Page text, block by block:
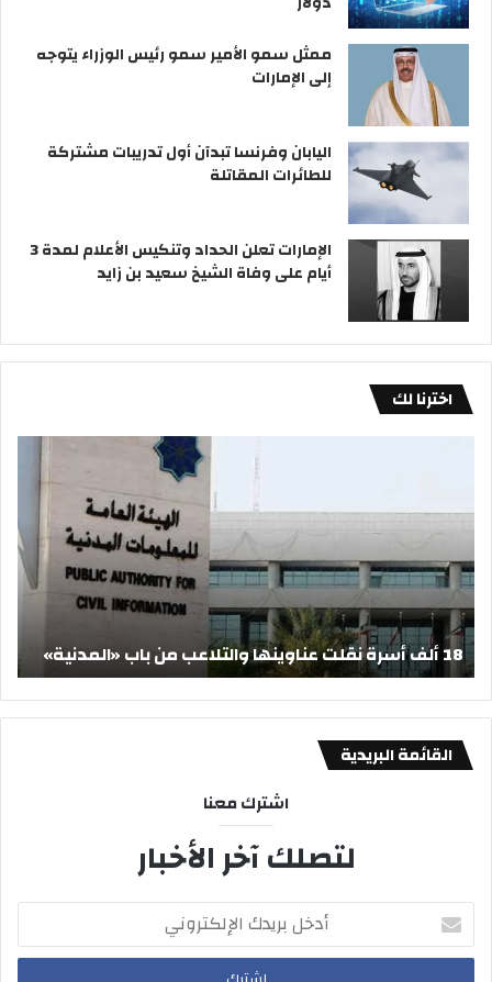
ممثل سمو الأمير سمو رئيس الوزراء يتوجه
إلى الإمارات
اليابان وفرنسا تبدآن أول تدريبات مشتركة
للطائرات المقاتلة
الإمارات تعلن الحداد وتنكيس الأعلام لمدة 3
أيام على وفاة الشيخ سعيد بن زايد
اخترنا لك
ل
أ
س
ر
ة
ن
ق
ل
ت
ع
ن
ا
ا
18 ألف أسرة نقلت عناوينها والتلاعب من باب «المدنية»
م
ع
القائمة البريدية
اشترك معنا
لتصلك آخر الأخبار
خ